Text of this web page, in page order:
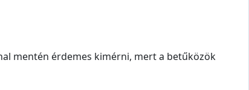
mentén érdemes kimérni, mert a betűközök